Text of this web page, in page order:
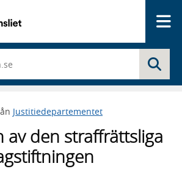
Justitiedepartementet
av den straffrättsliga